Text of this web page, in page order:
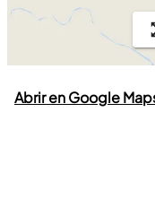
Abrir en Google